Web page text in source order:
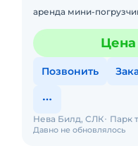
аренда мини-
Цена
Позвонить
Давно не обновлялось
Нева Билд, СЛК Парк